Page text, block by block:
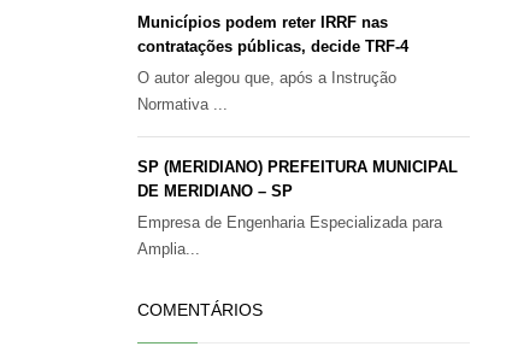
Municípios podem reter IRRF nas
contratações públicas, decide TRF-4
O autor alegou que, após a Instrução
Normativa ...
SP (MERIDIANO) PREFEITURA MUNICIPAL
DE MERIDIANO – SP
Empresa de Engenharia Especializada para
Amplia...
COMENTÁRIOS